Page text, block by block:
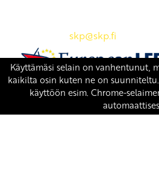
skp@skp.fi
SKP on Euroopan
european-left.org
european-left.org/manifesto/